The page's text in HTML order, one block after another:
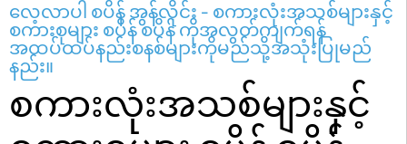
လေ့လာပါ စပိန် အွန်လိုင်း - စကားလုံးအသစ်များနှင့်
စကားစုများ စပိန် စပိန် ကိုအလွတ်ကျက်ရန်
အထပ်ထပ်နည်းစနစ်များကိုမည်သို့အသုံးပြုမည်
နည်း။
စကားလုံးအသစ်များနှင့်